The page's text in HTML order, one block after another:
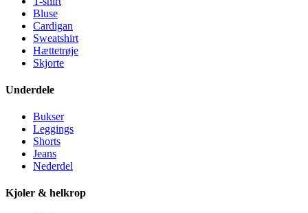
Bluse
Cardigan
Sweatshirt
Hættetrøje
Skjorte
Underdele
Bukser
Leggings
Shorts
Jeans
Nederdel
Kjoler & helkrop